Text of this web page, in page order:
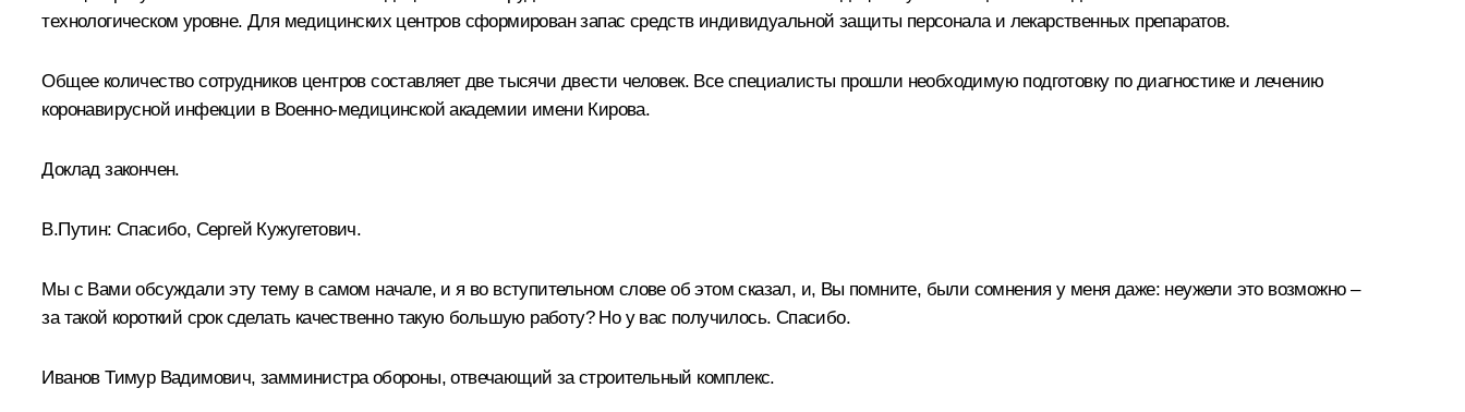
технологическом уровне. Для медицинских центров сформирован запас средств индивидуальной защиты персонала и лекарственных препаратов.
Общее количество сотрудников центров составляет две тысячи двести человек. Все специалисты прошли необходимую подготовку по диагностике и лечению
коронавирусной инфекции в Военно-медицинской академии имени Кирова.
Доклад закончен.
В.Путин: Спасибо, Сергей Кужугетович.
Мы с Вами обсуждали эту тему в самом начале, и я во вступительном слове об этом сказал, и, Вы помните, были сомнения у меня даже: неужели это возможно –
за такой короткий срок сделать качественно такую большую работу? Но у вас получилось. Спасибо.
Иванов Тимур Вадимович, замминистра обороны, отвечающий за строительный комплекс.